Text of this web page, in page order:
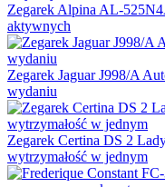
Zegarek Alpina AL-
aktywnych
Zegarek Jaguar J998/A
wydaniu
Zegarek Certina DS 2
wytrzymałość w jednym